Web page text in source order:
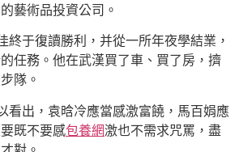
藝術品投資公司。
終于復讀勝利，并從一所年夜學結業，
任務。他在武漢買了車、買了房，擠
隊。
看出，袁晗冷應當感激富饒，馬百娟應
既不要感包養網激也不需求咒罵，盡